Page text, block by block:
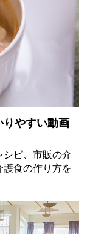
りやすい動画
シピ、市販の介
護食の作り方を